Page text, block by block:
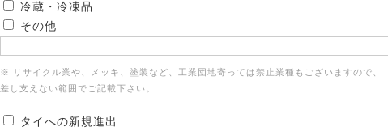
冷蔵・冷凍品
その他
※ リサイクル業や、メッキ、塗装など、工業団地寄っては禁止業種もございますので、
差し支えない範囲でご記載下さい。
タイへの新規進出